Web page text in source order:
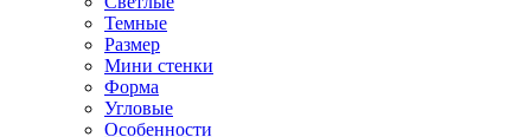
Темные
Размер
Мини стенки
Форма
Угловые
Особенности